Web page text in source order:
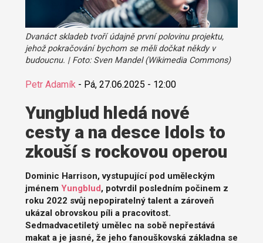
Dvanáct skladeb tvoří údajně první polovinu projektu,
jehož pokračování bychom se měli dočkat někdy v
budoucnu. | Foto: Sven Mandel (Wikimedia Commons)
Petr Adamík- Pá, 27.06.2025 - 12:00
Yungblud hledá nové
cesty a na desce Idols to
zkouší s rockovou operou
Dominic Harrison, vystupující pod uměleckým
jménem Yungblud, potvrdil posledním počinem z
roku 2022 svůj nepopiratelný talent a zároveň
ukázal obrovskou píli a pracovitost.
Sedmadvacetiletý umělec na sobě nepřestává
makat a je jasné, že jeho fanouškovská základna se